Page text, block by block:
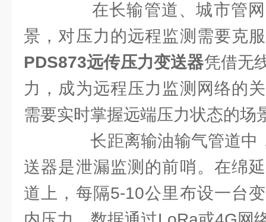
在长输管道、城市管网
景，对压力的远程监测需要克
PDS873远传压力变送器凭借无
力，成为远程压力监测网络的
需要实时掌握远端压力状态的场
长距离输油输气管道中
送器是泄漏监测的前哨。在绵
道上，每隔5-10公里布设一台